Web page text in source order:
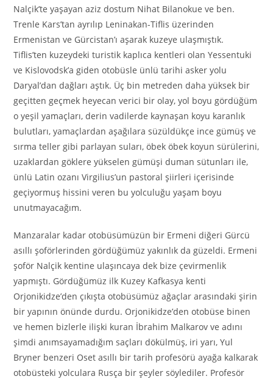
Nalçik’te yaşayan aziz dostum Nihat Bilanokue ve ben.
Trenle Kars’tan ayrılıp Leninakan-Tiflis üzerinden
Ermenistan ve Gürcistan’ı aşarak kuzeye ulaşmıştık.
Tiflis’ten kuzeydeki turistik kaplıca kentleri olan Yessentuki
ve Kislovodsk’a giden otobüsle ünlü tarihi asker yolu
Daryal’dan dağları aştık. Üç bin metreden daha yüksek bir
geçitten geçmek heyecan verici bir olay, yol boyu gördüğüm
o yeşil yamaçları, derin vadilerde kaynaşan koyu karanlık
bulutları, yamaçlardan aşağılara süzüldükçe ince gümüş ve
sırma teller gibi parlayan suları, öbek öbek koyun sürülerini,
uzaklardan göklere yükselen gümüşi duman sütunları ile,
ünlü Latin ozanı Virgilius’un pastoral şiirleri içerisinde
geçiyormuş hissini veren bu yolculuğu yaşam boyu
unutmayacağım.
Manzaralar kadar otobüsümüzün bir Ermeni diğeri Gürcü
asıllı şoförlerinden gördüğümüz yakınlık da güzeldi. Ermeni
şoför Nalçik kentine ulaşıncaya dek bize çevirmenlik
yapmıştı. Gördüğümüz ilk Kuzey Kafkasya kenti
Orjonikidze’den çıkışta otobüsümüz ağaçlar arasındaki şirin
bir yapının önünde durdu. Orjonikidze’den otobüse binen
ve hemen bizlerle ilişki kuran İbrahim Malkarov ve adını
şimdi anımsayamadığım saçları dökülmüş, iri yarı, Yul
Bryner benzeri Oset asıllı bir tarih profesörü ayağa kalkarak
otobüsteki yolculara Rusça bir şeyler söylediler. Profesör